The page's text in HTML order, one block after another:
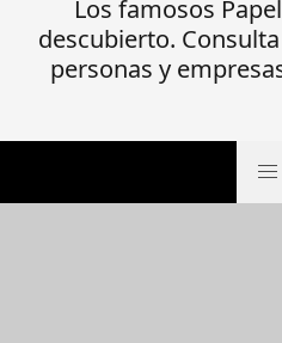
Los famosos
descubierto.
personas y